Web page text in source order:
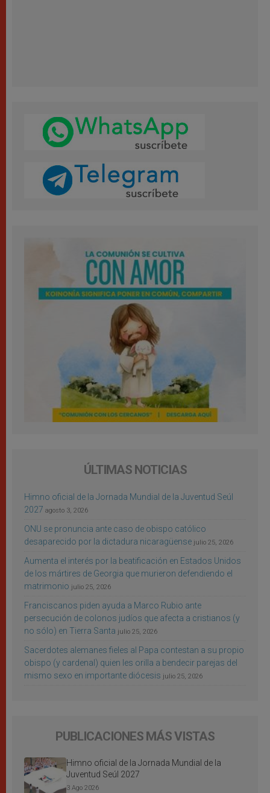
ÚLTIMAS NOTICIAS
Himno oficial de la Jornada Mundial de la Juventud Seúl
2027 agosto 3, 2026
ONU se pronuncia ante caso de obispo católico
desaparecido por la dictadura nicaragüense julio 25, 2026
Aumenta el interés por la beatificación en Estados Unidos
de los mártires de Georgia que murieron defendiendo el
matrimonio julio 25, 2026
Franciscanos piden ayuda a Marco Rubio ante
persecución de colonos judíos que afecta a cristianos (y
no sólo) en Tierra Santa julio 25, 2026
Sacerdotes alemanes fieles al Papa contestan a su propio
obispo (y cardenal) quien les orilla a bendecir parejas del
mismo sexo en importante diócesis julio 25, 2026
PUBLICACIONES MÁS VISTAS
Himno oficial de la Jornada Mundial de la
Juventud Seúl 2027
3 Ago 2026